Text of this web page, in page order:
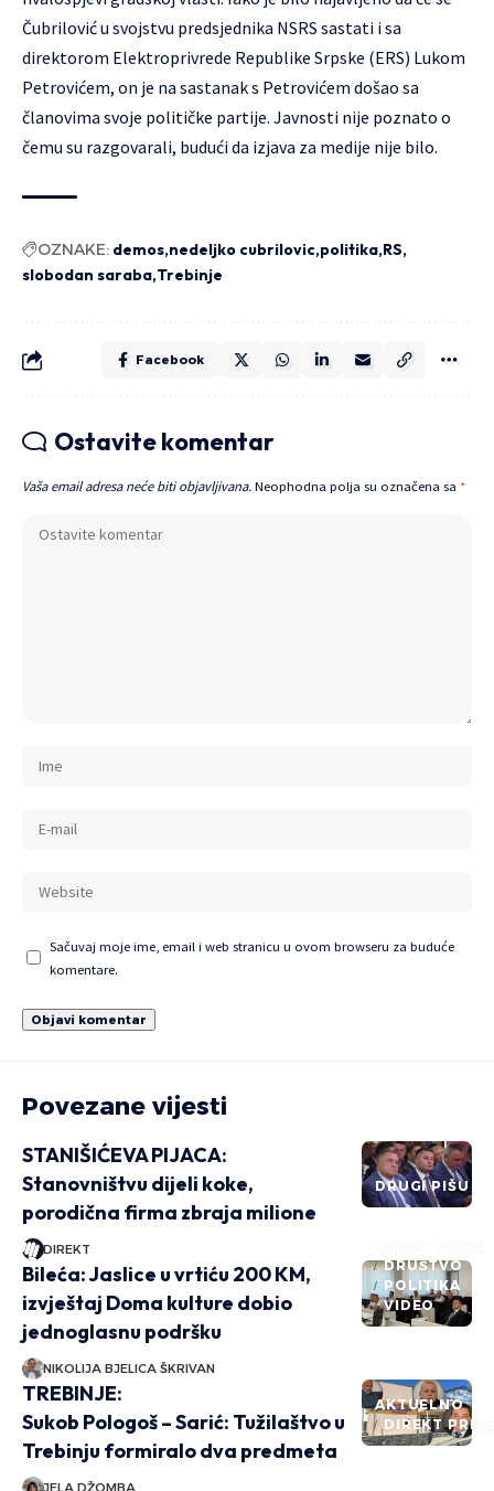
Čubrilović u svojstvu predsjednika NSRS sastati i sa
direktorom Elektroprivrede Republike Srpske (ERS) Lukom
Petrovićem, on je na sastanak s Petrovićem došao sa
članovima svoje političke partije. Javnosti nije poznato o
čemu su razgovarali, budući da izjava za medije nije bilo.
OZNAKE: demos nedeljko cubrilovic politika RS
slobodan saraba Trebinje
Facebook
Ostavite komentar
Vaša email adresa neće biti objavljivana. Neophodna polja su označena sa *
Sačuvaj moje ime, email i web stranicu u ovom browseru za buduće
komentare.
Povezane vijesti
DRUGI PIŠU
STANIŠIĆEVA PIJACA:
Stanovništvu dijeli koke,
porodična firma zbraja milione
DIREKT
DRUŠTVO
POLITIKA
VIDEO
Bileća: Jaslice u vrtiću 200 KM,
izvještaj Doma kulture dobio
jednoglasnu podršku
NIKOLIJA BJELICA ŠKRIVAN
AKTUELNO
DIREKT PRIČE
TREBINJE:
Sukob Pologoš – Sarić: Tužilaštvo u
Trebinju formiralo dva predmeta
JELA DŽOMBA